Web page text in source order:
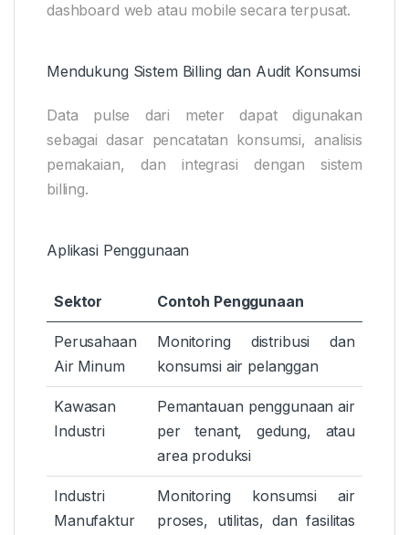
dashboard web atau mobile secara terpusat.
Mendukung Sistem Billing dan Audit Konsumsi
Data pulse dari meter dapat digunakan
sebagai dasar pencatatan konsumsi, analisis
pemakaian, dan integrasi dengan sistem
billing.
Aplikasi Penggunaan
Sektor Contoh Penggunaan
Perusahaan
Air Minum
Monitoring distribusi dan
konsumsi air pelanggan
Kawasan
Industri
Pemantauan penggunaan air
per tenant, gedung, atau
area produksi
Industri
Manufaktur
Monitoring konsumsi air
proses, utilitas, dan fasilitas